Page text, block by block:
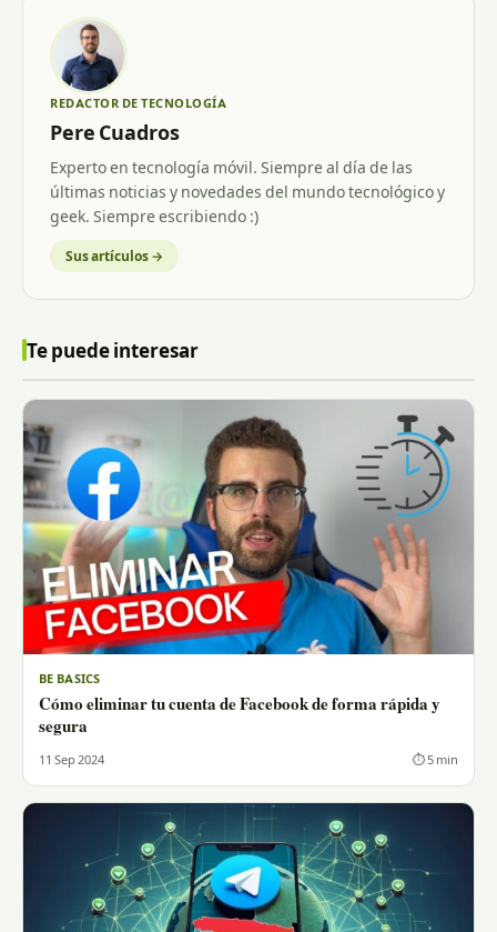
REDACTOR DE TECNOLOGÍA
Pere Cuadros
Experto en tecnología móvil. Siempre al día de las
últimas noticias y novedades del mundo tecnológico y
geek. Siempre escribiendo :)
Sus artículos →
Te puede interesar
BE BASICS
Cómo eliminar tu cuenta de Facebook de forma rápida y
segura
11 Sep 2024 ⏱ 5 min